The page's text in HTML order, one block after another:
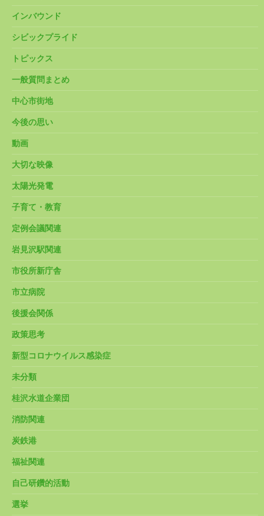
インバウンド
シビックプライド
トピックス
一般質問まとめ
中心市街地
今後の思い
動画
大切な映像
太陽光発電
子育て・教育
定例会議関連
岩見沢駅関連
市役所新庁舎
市立病院
後援会関係
政策思考
新型コロナウイルス感染症
未分類
桂沢水道企業団
消防関連
炭鉄港
福祉関連
自己研鑽的活動
選挙